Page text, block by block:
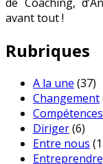
avant tout !
Rubriques
A la une (37)
Changement
Diriger(6)
Entre nous